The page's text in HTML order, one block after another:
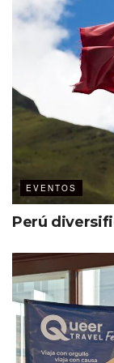
En el
Congresos
México.
Tuvo lugar
legado:
Se develó
aniversario
Otras acciones
EVENTOS
Perú